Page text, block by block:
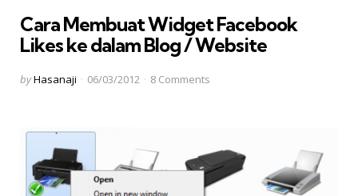
Cara Membuat Widget Facebook
Likes ke dalam Blog / Website
Posted
byHasanaji 06/03/2012 8 Comments